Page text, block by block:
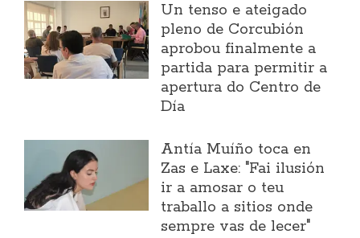
Un tenso e ateigado
pleno de Corcubión
aprobou finalmente a
partida para permitir a
apertura do Centro de
Día
Antía Muíño toca en
Zas e Laxe: "Fai ilusión
ir a amosar o teu
traballo a sitios onde
sempre vas de lecer"